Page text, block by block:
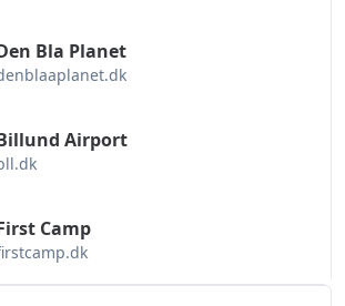
Bla Planet
Airport
Camp